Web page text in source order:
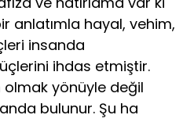
anlatımla hayal, ve­him,
insanda
ihdas etmiştir.
yönüyle değil
bulunur. Şu ha